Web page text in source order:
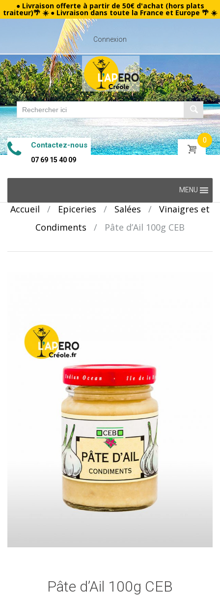
● Livraison offerte à partir de 50€ d'achat (hors plats
traiteur)🌴 ☀️ ● Livraison dans toute la France et Europe 🌴 ☀️
Connexion
Contactez-nous
07 69 15 40 09
0
content
MENU
Accueil / Epiceries / Salées /
Vinaigres et
Condiments
/ Pâte d’Ail 100g CEB
Pâte d’Ail 100g CEB